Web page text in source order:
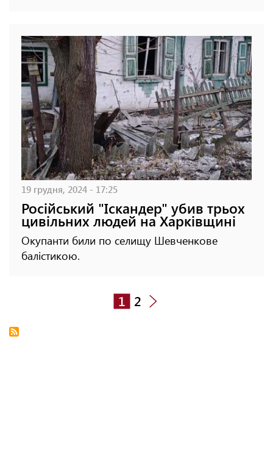
19 грудня, 2024 - 17:25
Російський "Іскандер" убив трьох
цивільних людей на Харківщині
Окупанти били по селищу Шевченкове
балістикою.
1 2